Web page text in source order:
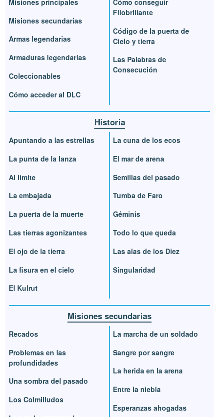
Misiones secundarias
Armas legendarias
Armaduras legendarias
Coleccionables
Cómo acceder al DLC
Filobrillante
Código de la puerta de
Cielo y tierra
Las Palabras de
Consecución
Historia
Apuntando a las estrellas
La punta de la lanza
Al límite
La embajada
La puerta de la muerte
Las tierras agonizantes
El ojo de la tierra
La fisura en el cielo
El Kulrut
La cuna de los ecos
El mar de arena
Semillas del pasado
Tumba de Faro
Géminis
Todo lo que queda
Las alas de los Diez
Singularidad
Misiones secundarias
Recados
Problemas en las
profundidades
Una sombra del pasado
Los Colmilludos
La marcha de un soldado
Sangre por sangre
La herida en la arena
Entre la niebla
Esperanzas ahogadas